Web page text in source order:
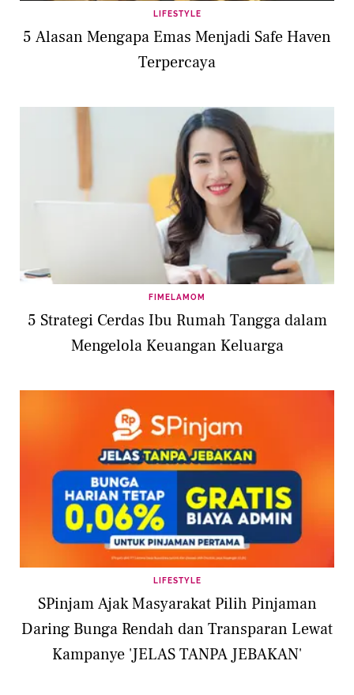
LIFESTYLE
5 Alasan Mengapa Emas Menjadi Safe Haven
Terpercaya
FIMELAMOM
5 Strategi Cerdas Ibu Rumah Tangga dalam
Mengelola Keuangan Keluarga
LIFESTYLE
SPinjam Ajak Masyarakat Pilih Pinjaman
Daring Bunga Rendah dan Transparan Lewat
Kampanye 'JELAS TANPA JEBAKAN'